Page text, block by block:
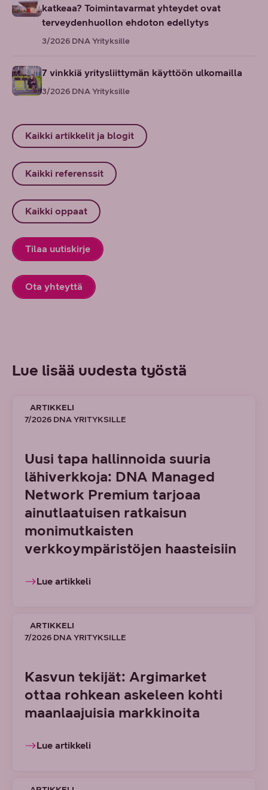
katkeaa? Toimintavarmat yhteydet ovat
terveydenhuollon ehdoton edellytys
3/2026 DNA Yrityksille
7 vinkkiä yritysliittymän käyttöön ulkomailla
3/2026 DNA Yrityksille
Kaikki artikkelit ja blogit
Kaikki referenssit
Kaikki oppaat
Tilaa uutiskirje
Ota yhteyttä
Lue lisää uudesta työstä
ARTIKKELI
7/2026 DNA YRITYKSILLE
Uusi tapa hallinnoida suuria
lähiverkkoja: DNA Managed
Network Premium tarjoaa
ainutlaatuisen ratkaisun
monimutkaisten
verkkoympäristöjen haasteisiin
Lue artikkeli
ARTIKKELI
7/2026 DNA YRITYKSILLE
Kasvun tekijät: Argimarket
ottaa rohkean askeleen kohti
maanlaajuisia markkinoita
Lue artikkeli